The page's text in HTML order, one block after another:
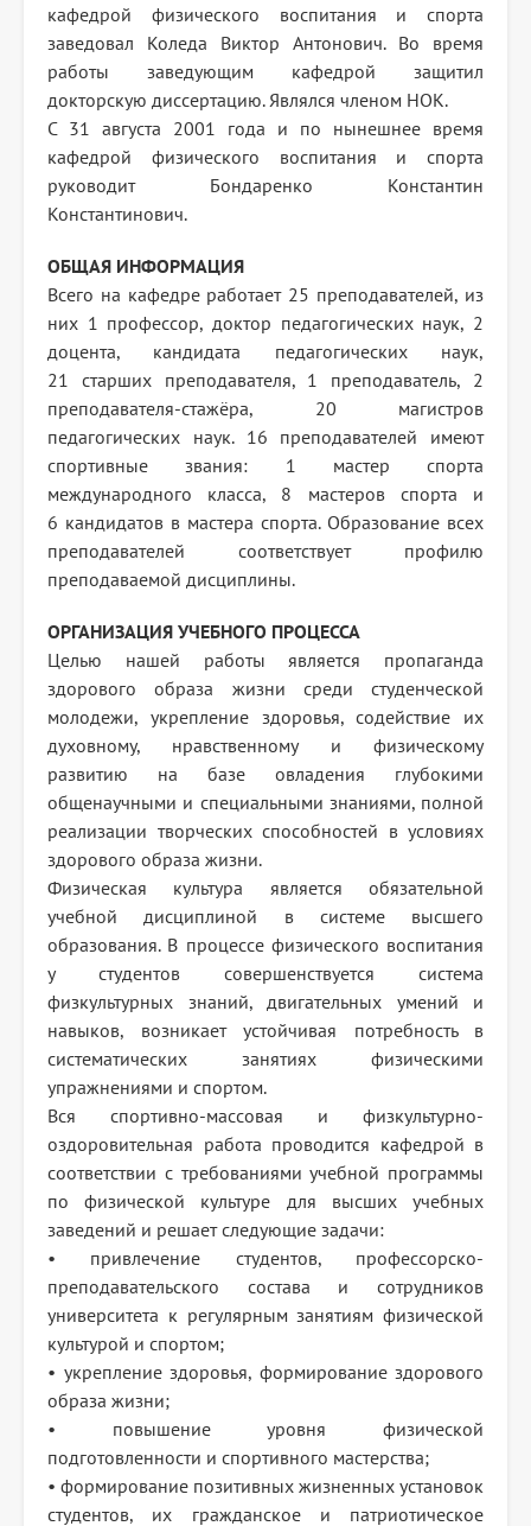
кафедрой физического воспитания и спорта
заведовал Коледа Виктор Антонович. Во время
работы заведующим кафедрой защитил
докторскую диссертацию. Являлся членом НОК.
С 31 августа 2001 года и по нынешнее время
кафедрой физического воспитания и спорта
руководит Бондаренко Константин
Константинович.
ОБЩАЯ ИНФОРМАЦИЯ
Всего на кафедре работает 25 преподавателей, из
них 1 профессор, доктор педагогических наук, 2
доцента, кандидата педагогических наук,
21 старших преподавателя, 1 преподаватель, 2
преподавателя-стажёра, 20 магистров
педагогических наук. 16 преподавателей имеют
спортивные звания: 1 мастер спорта
международного класса, 8 мастеров спорта и
6 кандидатов в мастера спорта. Образование всех
преподавателей соответствует профилю
преподаваемой дисциплины.
ОРГАНИЗАЦИЯ УЧЕБНОГО ПРОЦЕССА
Целью нашей работы является пропаганда
здорового образа жизни среди студенческой
молодежи, укрепление здоровья, содействие их
духовному, нравственному и физическому
развитию на базе овладения глубокими
общенаучными и специальными знаниями, полной
реализации творческих способностей в условиях
здорового образа жизни.
Физическая культура является обязательной
учебной дисциплиной в системе высшего
образования. В процессе физического воспитания
у студентов совершенствуется система
физкультурных знаний, двигательных умений и
навыков, возникает устойчивая потребность в
систематических занятиях физическими
упражнениями и спортом.
Вся спортивно-массовая и физкультурно-
оздоровительная работа проводится кафедрой в
соответствии с требованиями учебной программы
по физической культуре для высших учебных
заведений и решает следующие задачи:
• привлечение студентов, профессорско-
преподавательского состава и сотрудников
университета к регулярным занятиям физической
культурой и спортом;
• укрепление здоровья, формирование здорового
образа жизни;
• повышение уровня физической
подготовленности и спортивного мастерства;
• формирование позитивных жизненных установок
студентов, их гражданское и патриотическое